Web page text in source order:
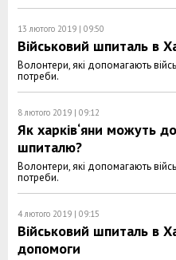
13 лютого 2019 | 09:50
Військовий шпиталь в
Волонтери, які допомагають
потреби.
8 лютого 2019 | 09:12
Як харків‘яни можуть
шпиталю?
Волонтери, які допомагають
потреби.
4 лютого 2019 | 09:15
Військовий шпиталь в
допомоги